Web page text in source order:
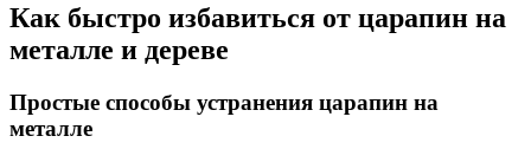
Как быстро избавиться от царапин на
металле и дереве
Простые способы устранения царапин на
металле